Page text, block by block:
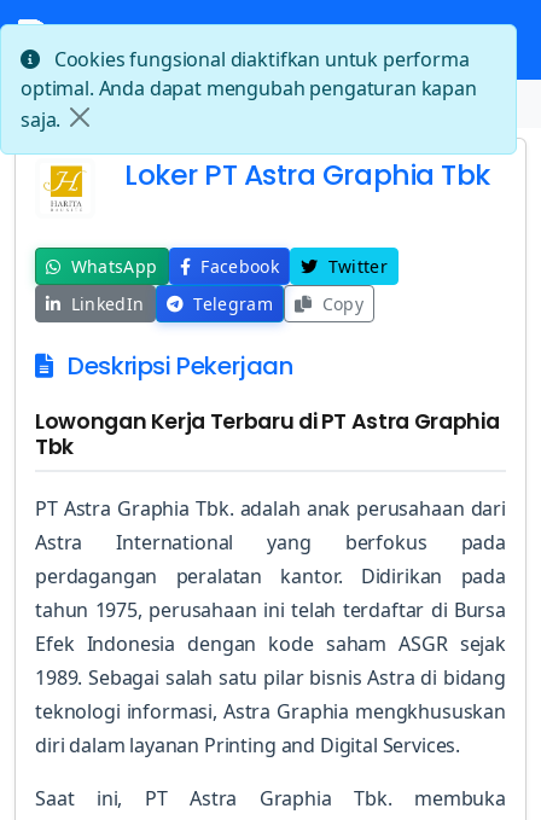
Beranda Loker PT Astra Graphia Tbk
Loker PT Astra Graphia Tbk
WhatsApp Facebook
Twitter
LinkedIn
Telegram Copy
Deskripsi Pekerjaan
Lowongan Kerja Terbaru di PT Astra Graphia
Tbk
PT Astra Graphia Tbk. adalah anak perusahaan dari
Astra International yang berfokus pada
perdagangan peralatan kantor. Didirikan pada
tahun 1975, perusahaan ini telah terdaftar di Bursa
Efek Indonesia dengan kode saham ASGR sejak
1989. Sebagai salah satu pilar bisnis Astra di bidang
teknologi informasi, Astra Graphia mengkhususkan
diri dalam layanan Printing and Digital Services.
Saat ini, PT Astra Graphia Tbk. membuka
Cookies fungsional diaktifkan untuk performa
optimal. Anda dapat mengubah pengaturan kapan
saja.